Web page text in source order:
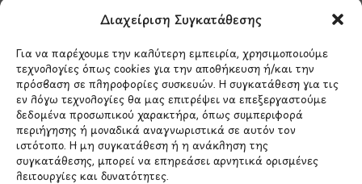
Διαχείριση Συγκατάθεσης
Για να παρέχουμε την καλύτερη εμπειρία, χρησιμοποιούμε
τεχνολογίες όπως cookies για την αποθήκευση ή/και την
πρόσβαση σε πληροφορίες συσκευών. Η συγκατάθεση για τις
εν λόγω τεχνολογίες θα μας επιτρέψει να επεξεργαστούμε
δεδομένα προσωπικού χαρακτήρα, όπως συμπεριφορά
περιήγησης ή μοναδικά αναγνωριστικά σε αυτόν τον
ιστότοπο. Η μη συγκατάθεση ή η ανάκληση της
συγκατάθεσης, μπορεί να επηρεάσει αρνητικά ορισμένες
λειτουργίες και δυνατότητες.
Holargos Center (Ισόγειο)
Λ.Περικλέους 56,
Χολαργός 15561
210 6522282
info@ypografi.com